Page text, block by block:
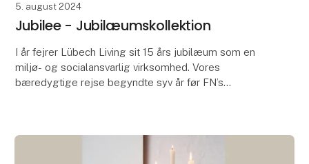
5. august 2024
Jubilee - Jubilæumskollektion
I år fejrer Lübech Living sit 15 års jubilæum som en
miljø- og socialansvarlig virksomhed. Vores
bæredygtige rejse begyndte syv år før FN’s